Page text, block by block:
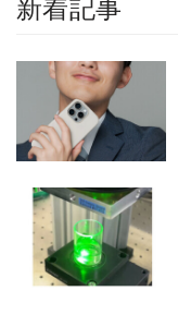
新着記事